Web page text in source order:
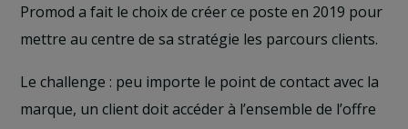
Promod a fait le choix de créer ce poste en 2019 pour
mettre au centre de sa stratégie les parcours clients.
Le challenge : peu importe le point de contact avec la
marque, un client doit accéder à l’ensemble de l’offre